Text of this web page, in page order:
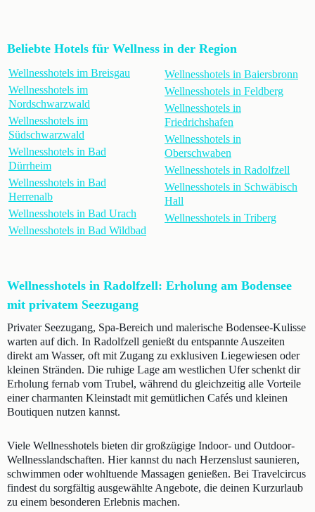
Beliebte Hotels für Wellness in der Region
Wellnesshotels im Breisgau
Wellnesshotels im
Nordschwarzwald
Wellnesshotels im
Südschwarzwald
Wellnesshotels in Bad
Dürrheim
Wellnesshotels in Bad
Herrenalb
Wellnesshotels in Bad Urach
Wellnesshotels in Bad Wildbad
Wellnesshotels in Baiersbronn
Wellnesshotels in Feldberg
Wellnesshotels in
Friedrichshafen
Wellnesshotels in
Oberschwaben
Wellnesshotels in Radolfzell
Wellnesshotels in Schwäbisch
Hall
Wellnesshotels in Triberg
Wellnesshotels in Radolfzell: Erholung am Bodensee
mit privatem Seezugang
Privater Seezugang, Spa-Bereich und malerische Bodensee-Kulisse
warten auf dich. In Radolfzell genießt du entspannte Auszeiten
direkt am Wasser, oft mit Zugang zu exklusiven Liegewiesen oder
kleinen Stränden. Die ruhige Lage am westlichen Ufer schenkt dir
Erholung fernab vom Trubel, während du gleichzeitig alle Vorteile
einer charmanten Kleinstadt mit gemütlichen Cafés und kleinen
Boutiquen nutzen kannst.
Viele Wellnesshotels bieten dir großzügige Indoor- und Outdoor-
Wellnesslandschaften. Hier kannst du nach Herzenslust saunieren,
schwimmen oder wohltuende Massagen genießen. Bei Travelcircus
findest du sorgfältig ausgewählte Angebote, die deinen Kurzurlaub
zu einem besonderen Erlebnis machen.